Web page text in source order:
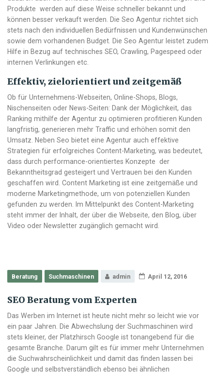
Produkte werden auf diese Weise schneller bekannt und
können besser verkauft werden. Die Seo Agentur richtet sich
stets nach den individuellen Bedürfnissen und Kundenwünschen
sowie dem vorhandenen Budget. Die Seo Agentur leistet zudem
Hilfe in Bezug auf technisches SEO, Crawling, Pagespeed oder
internen Verlinkungen etc.
Effektiv, zielorientiert und zeitgemäß
Ob für Unternehmens-Webseiten, Online-Shops, Blogs,
Nischenseiten oder News-Seiten: Dank der Möglichkeit, das
Ranking mithilfe der Agentur zu optimieren profitieren Kunden
langfristig, generieren mehr Traffic und erhöhen somit den
Umsatz. Neben Seo bietet eine Agentur auch effektive
Strategien für erfolgreiches Content-Marketing, was bedeutet,
dass durch performance-orientiertes Konzepte der
Bekanntheitsgrad gesteigert und Vertrauen bei den Kunden
geschaffen wird. Content Marketing ist eine zeitgemäße und
moderne Marketingmethode, um von potenziellen Kunden
gefunden zu werden. Im Mittelpunkt des Content-Marketing
steht immer der Inhalt, der über die Webseite, den Blog, über
Video oder Newsletter zugänglich gemacht wird.
Beratung Suchmaschinen admin April 12, 2016
SEO Beratung vom Experten
Das Werben im Internet ist heute nicht mehr so leicht wie vor
ein paar Jahren. Die Abwechslung der Suchmaschinen wird
stets kleiner, der Platzhirsch Google ist tonangebend für die
gesamte Branche. Darum gilt es für immer mehr Unternehmen
die Suchwahrscheinlichkeit und damit das finden lassen bei
Google und selbstverständlich ebenso bei ähnlichen